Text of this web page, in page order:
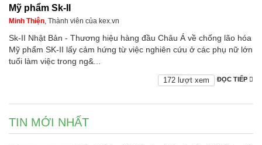
Mỹ phẩm Sk-II
Minh Thiện, Thành viên của kex.vn
Sk-II Nhật Bản - Thương hiệu hàng đầu Châu Á về chống lão hóa
Mỹ phẩm SK-II lấy cảm hứng từ việc nghiên cứu ở các phụ nữ lớn
tuổi làm việc trong ng&...
ĐỌC TIẾP
172 lượt xem
TIN MỚI NHẤT